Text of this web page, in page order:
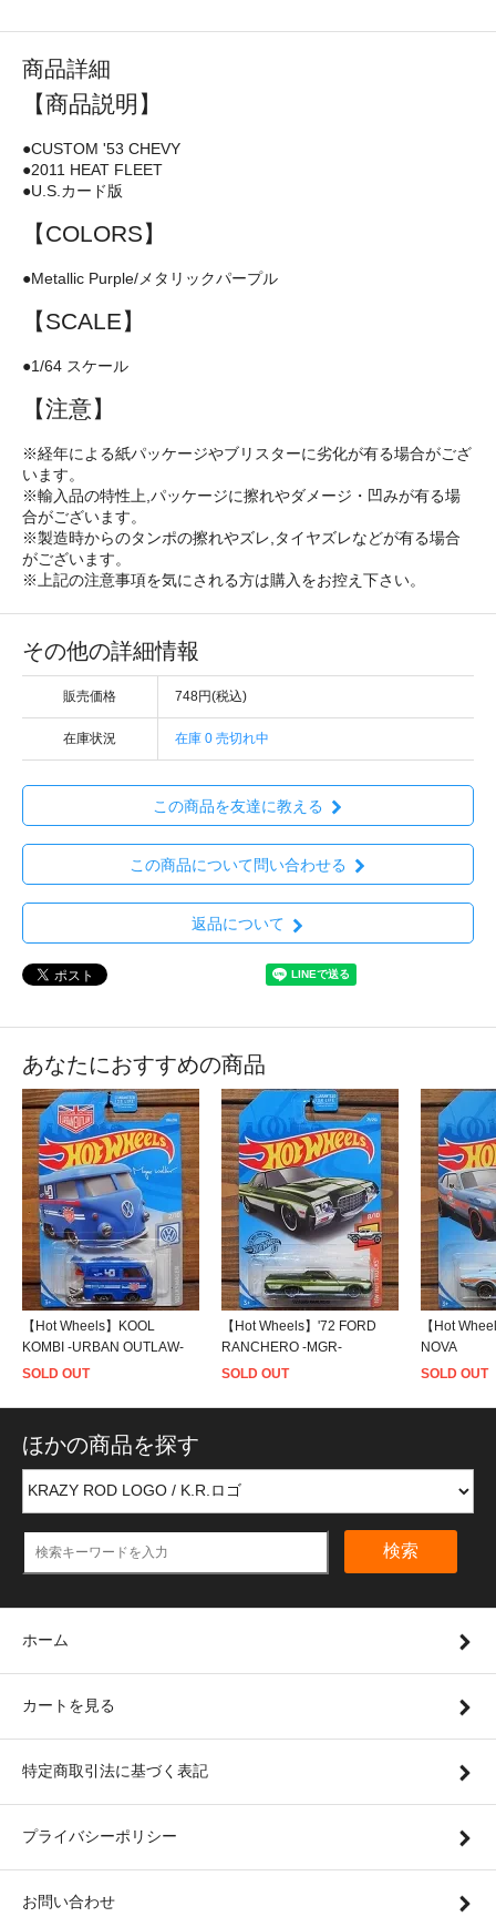
商品詳細
【商品説明】
●CUSTOM '53 CHEVY
●2011 HEAT FLEET
●U.S.カード版
【COLORS】
●Metallic Purple/メタリックパープル
【SCALE】
●1/64 スケール
【注意】
※経年による紙パッケージやブリスターに劣化が有る場合がござ
います。
※輸入品の特性上,パッケージに擦れやダメージ・凹みが有る場
合がございます。
※製造時からのタンポの擦れやズレ,タイヤズレなどが有る場合
がございます。
※上記の注意事項を気にされる方は購入をお控え下さい。
その他の詳細情報
販売価格 748円(税込)
在庫状況 在庫 0 売切れ中
この商品を友達に教える
この商品について問い合わせる
返品について
あなたにおすすめの商品
【Hot Wheels】KOOL
KOMBI -URBAN OUTLAW-
SOLD OUT
【Hot Wheels】'72 FORD
RANCHERO -MGR-
SOLD OUT
【Hot
NOVA
SOLD OUT
ほかの商品を探す
検索
ホーム
カートを見る
特定商取引法に基づく表記
プライバシーポリシー
お問い合わせ